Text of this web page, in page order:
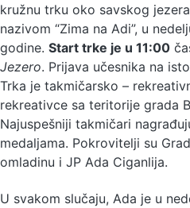
kružnu trku oko savskog
nazivom “Zima na Adi”, u
godine. Start trke je u 11:00
Jezero. Prijava učesnika na
Trka je takmičarsko –
rekreativce sa teritorije grada
Najuspešniji takmičari
medaljama. Pokrovitelji su
omladinu i JP Ada Ciganlija.
U svakom slučaju, Ada je u